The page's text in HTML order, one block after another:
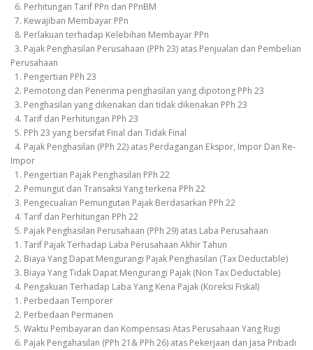
6. Perhitungan Tarif PPn dan PPnBM
7. Kewajiban Membayar PPn
8. Perlakuan terhadap Kelebihan Membayar PPn
3. Pajak Penghasilan Perusahaan (PPh 23) atas Penjualan dan Pembelian
Perusahaan
1. Pengertian PPh 23
2. Pemotong dan Penerima penghasilan yang dipotong PPh 23
3. Penghasilan yang dikenakan dan tidak dikenakan PPh 23
4. Tarif dan Perhitungan PPh 23
5. PPh 23 yang bersifat Final dan Tidak Final
4. Pajak Penghasilan (PPh 22) atas Perdagangan Ekspor, Impor Dan Re-
Impor
1. Pengertian Pajak Penghasilan PPh 22
2. Pemungut dan Transaksi Yang terkena PPh 22
3. Pengecualian Pemungutan Pajak Berdasarkan PPh 22
4. Tarif dan Perhitungan PPh 22
5. Pajak Penghasilan Perusahaan (PPh 29) atas Laba Perusahaan
1. Tarif Pajak Terhadap Laba Perusahaan Akhir Tahun
2. Biaya Yang Dapat Mengurangi Pajak Penghasilan (Tax Deductable)
3. Biaya Yang Tidak Dapat Mengurangi Pajak (Non Tax Deductable)
4. Pengakuan Terhadap Laba Yang Kena Pajak (Koreksi Fiskal)
1. Perbedaan Temporer
2. Perbedaan Permanen
5. Waktu Pembayaran dan Kompensasi Atas Perusahaan Yang Rugi
6. Pajak Pengahasilan (PPh 21& PPh 26) atas Pekerjaan dan Jasa Pribadi